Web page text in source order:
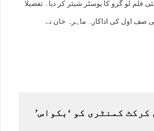
فلم لو گرو کا پوسٹر شیئر کر دیا۔ تفصیلا
صف اول کی اداکارہ ماہرہ خان نے
کمنٹری کو ‘بکواس’